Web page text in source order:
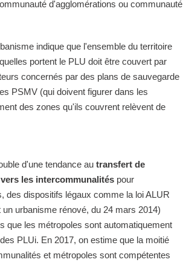
d'agglomérations ou communauté
indique que l'ensemble du territoire
portent le PLU doit être couvert par
concernés par des plans de sauvegarde
PSMV (qui doivent figurer dans les
des zones qu'ils couvrent relèvent de
d'une tendance au transfert de
les intercommunalités pour
des dispositifs légaux comme la loi ALUR
urbanisme rénové, du 24 mars 2014)
que les métropoles sont automatiquement
PLUi. En 2017, on estime que la moitié
et métropoles sont compétentes